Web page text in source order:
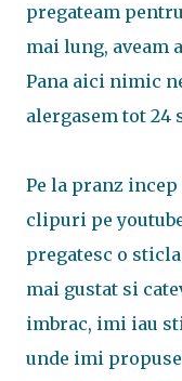
pregateam
mai lung, aveam
Pana aici nimic
alergasem tot 24
Pe la pranz
clipuri pe
pregatesc o
mai gustat si
imbrac, imi iau
unde imi